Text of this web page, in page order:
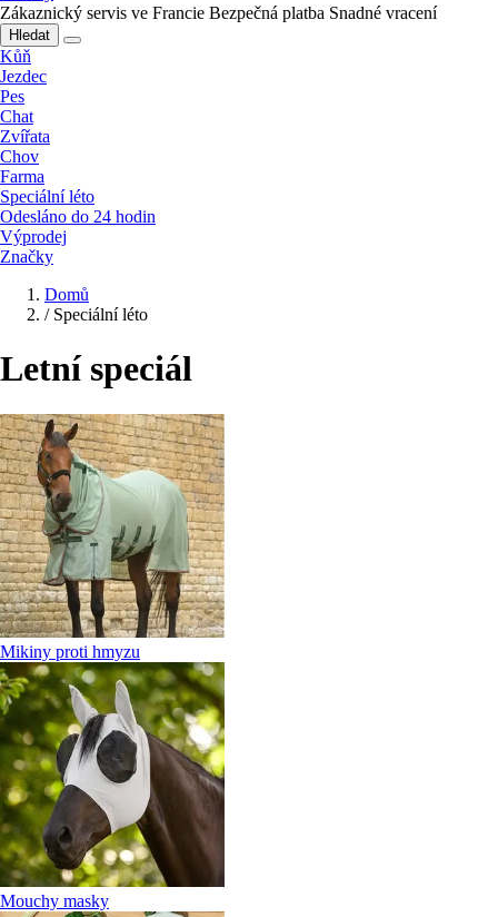
Zákaznický servis ve Francie Bezpečná platba Snadné vracení
Hledat
Kůň
Jezdec
Pes
Chat
Zvířata
Chov
Farma
Speciální léto
Odesláno do 24 hodin
Výprodej
Značky
Domů
/ Speciální léto
Letní speciál
Mikiny proti hmyzu
Mouchy masky